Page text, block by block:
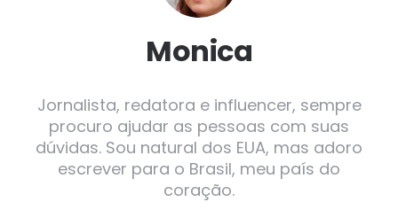
Monica
Jornalista, redatora e influencer, sempre
procuro ajudar as pessoas com suas
dúvidas. Sou natural dos EUA, mas adoro
escrever para o Brasil, meu país do
coração.